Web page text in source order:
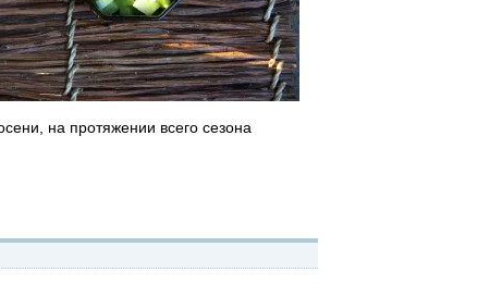
на протяжении всего сезона